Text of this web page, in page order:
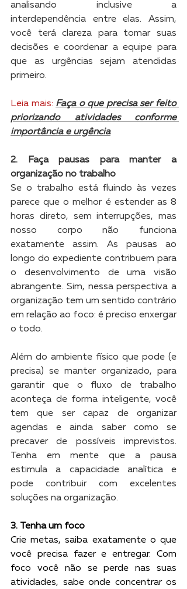
analisando inclusive a
interdependência entre elas. Assim,
você terá clareza para tomar suas
decisões e coordenar a equipe para
que as urgências sejam atendidas
primeiro.
Leia mais: Faça o que precisa ser feito
priorizando atividades conforme
importância e urgência
2. Faça pausas para manter a
organização no trabalho
Se o trabalho está fluindo às vezes
parece que o melhor é estender as 8
horas direto, sem interrupções, mas
nosso corpo não funciona
exatamente assim. As pausas ao
longo do expediente contribuem para
o desenvolvimento de uma visão
abrangente. Sim, nessa perspectiva a
organização tem um sentido contrário
em relação ao foco: é preciso enxergar
o todo.
Além do ambiente físico que pode (e
precisa) se manter organizado, para
garantir que o fluxo de trabalho
aconteça de forma inteligente, você
tem que ser capaz de organizar
agendas e ainda saber como se
precaver de possíveis imprevistos.
Tenha em mente que a pausa
estimula a capacidade analítica e
pode contribuir com excelentes
soluções na organização.
3. Tenha um foco
Crie metas, saiba exatamente o que
você precisa fazer e entregar. Com
foco você não se perde nas suas
atividades, sabe onde concentrar os